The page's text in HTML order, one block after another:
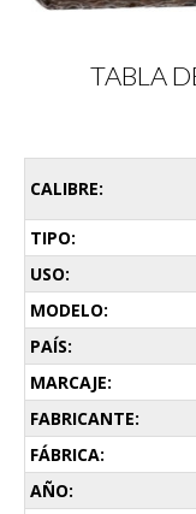
TABLA
CALIBRE:
TIPO:
USO:
MODELO:
PAÍS:
MARCAJE:
FABRICANTE:
FÁBRICA:
AÑO: